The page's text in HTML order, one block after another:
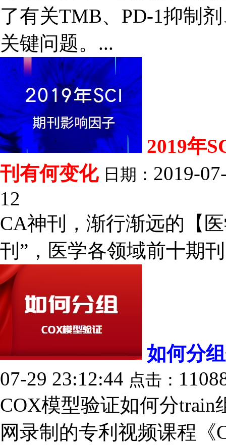
了有关TMB、PD-1抑制
关键问题。...
2019年
刊有何变化 日期： 2019-
12
CA神刊，渐行渐远的【
刊”，医学各领域前十期
如何分
07-29 23:12:44 点击：
COX模型验证如何分train
网录制的专利视频课程《